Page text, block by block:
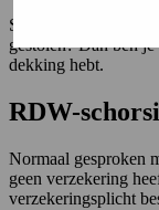
Staat je motor in de
gestolen? Dan ben
dekking hebt.
RDW-
Normaal gesproken
geen verzekering
verzekeringsplicht